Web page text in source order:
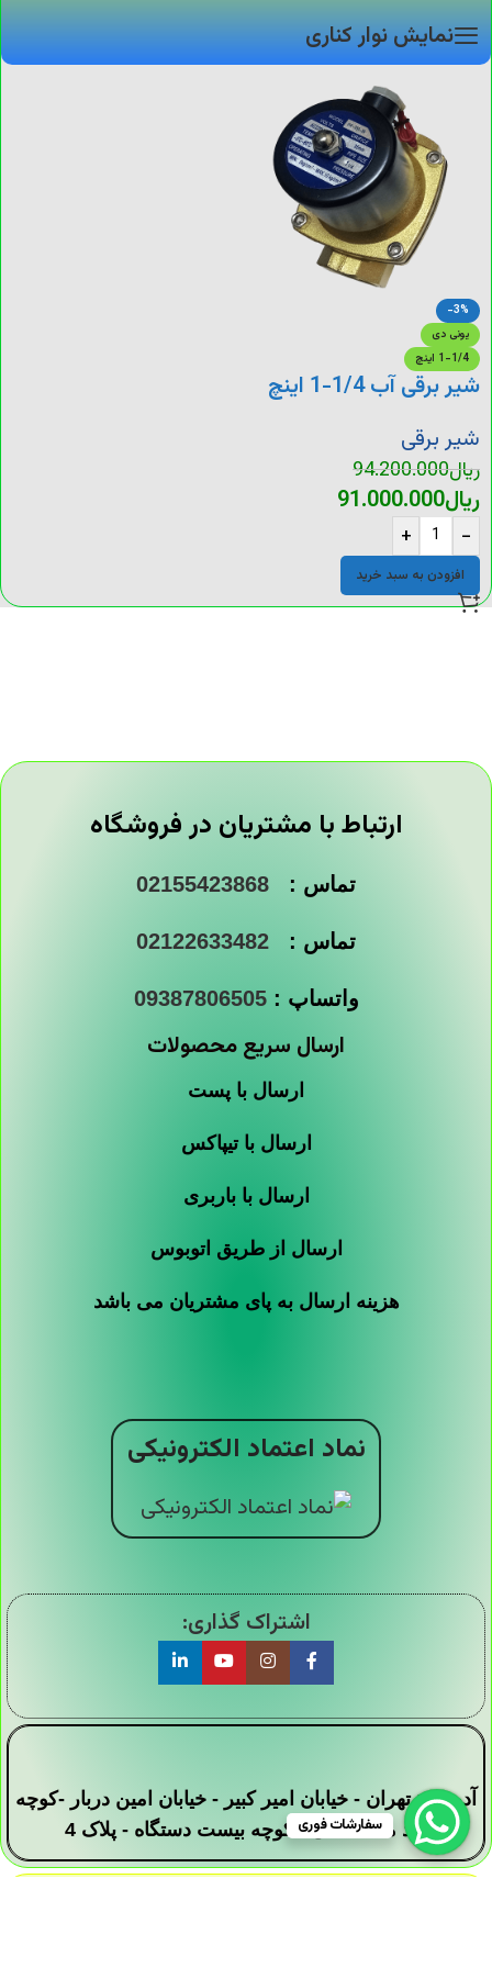
نمایش نوار کناری
-3%
یونی دی
1-1/4 اینچ
شیر برقی آب 1/4-1 اینچ
شیر برقی
ریال94.200.000
ریال91.000.000
-
+
افزودن به سبد خرید
ارتباط با مشتریان در فروشگاه
تماس : 02155423868
تماس : 02122633482
واتساپ :09387806505
ارسال سریع محصولات
ارسال با پست
ارسال با تیپاکس
ارسال با باربری
ارسال از طریق اتوبوس
هزینه ارسال به پای مشتریان می باشد
نماد اعتماد الکترونیکی
اشتراک گذاری:
آدرس : تهران - خیابان امیر کبیر - خیابان امین دربار -کوچه
سید محمد علی - کوچه بیست دستگاه - پلاک 4
سفارشات فوری